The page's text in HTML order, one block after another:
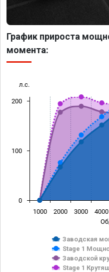
График прироста
момента:
л.с.
Заводская
Stage 1
Заводской
Stage 1
1000 2000 3000 4000
0
100
200